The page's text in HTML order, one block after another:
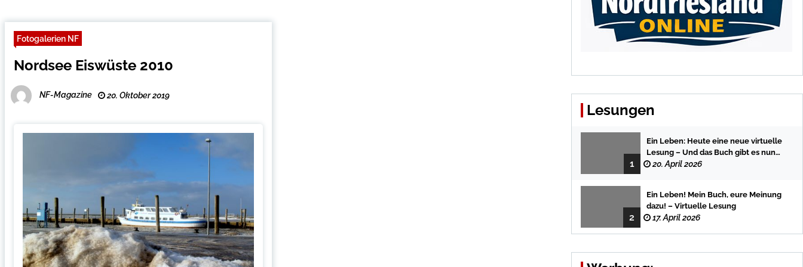
Fotogalerien NF
Nordsee Eiswüste 2010
NF-Magazine 20. Oktober 2019
Lesungen
1
Ein Leben: Heute eine neue virtuelle
Lesung – Und das Buch gibt es nun
auch in der Bredstedter
20. April 2026
2
Ein Leben! Mein Buch, eure Meinung
dazu! – Virtuelle Lesung
17. April 2026